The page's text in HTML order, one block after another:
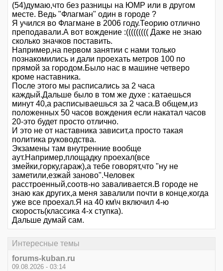
(54)думаю,что без разницы на ЮМР или в другом
месте. Ведь "Флагман" один в городе ?
Я учился во Флагмане в 2006 году.Теорию отлично
преподавали.А вот вождение :((((((((( Даже не знаю
сколько значков поставить.
Например,на первом занятии с нами только
познакомились и дали проехать метров 100 по
прямой за городом.Было нас в машине четверо
кроме наставника.
После этого мы расписались за 2 часа
каждый.Дальше было в том же духе : катаешься
минут 40,а расписываешься за 2 часа.В общем,из
положенных 50 часов вождения если накатал часов
20-это будет просто отлично.
И это не от наставника зависит,а просто такая
политика руководства.
Экзамены там внутренние вообще
аут.Например,площадку проехал(все
змейки,горку,гараж),а тебе говорят,что "ну не
заметили,езжай заново".Человек
расстроенный,соотв-но заваливается.В городе не
знаю как других,а меня завалили почти в конце,когда
уже все проехал.Я на 40 км\ч включил 4-ю
скорость(классика 4-х ступка).
Дальше думай сам.
Интересные темы
forums-kuban.ru
09.08.2026 - 03:14